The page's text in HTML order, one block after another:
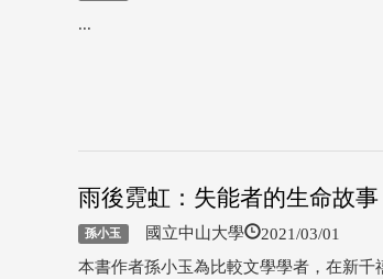
...
雨後霓虹：失能者的生命故事
孫小玉 國立中山大學 2021/03/01
本書作者孫小玉為比較文學學者，在新